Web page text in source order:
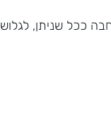
ככל שניתן, לגלוש